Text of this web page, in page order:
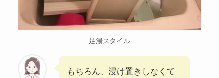
足湯スタイル
もちろん、浸け置きしなくて